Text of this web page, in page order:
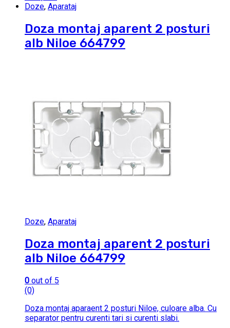
Doze, Aparataj
Doza montaj aparent 2 posturi
alb Niloe 664799
Doze, Aparataj
Doza montaj aparent 2 posturi
alb Niloe 664799
0 out of 5
(0)
Doza montaj aparaent 2 posturi Niloe, culoare alba. Cu
separator pentru curenti tari si curenti slabi.